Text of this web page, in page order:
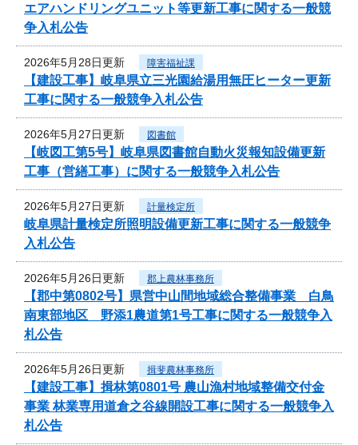
エアハンドリングユニット等更新工事に関する一般競
争入札公告
2026年5月28日更新 障害福祉課
【建設工事】岐阜県立三光園給湯用無圧ヒーター更新
工事に関する一般競争入札公告
2026年5月27日更新 図書館
【岐図工第5号】岐阜県図書館自動火災報知設備更新
工事（営繕工事）に関する一般競争入札公告
2026年5月27日更新 計量検定所
岐阜県計量検定所照明設備更新工事に関する一般競争
入札公告
2026年5月26日更新 郡上農林事務所
【郡中第0802号】県営中山間地域総合整備事業 白鳥
南東部地区 野添1農道第1号工事に関する一般競争入
札公告
2026年5月26日更新 揖斐農林事務所
【建設工事】揖林第0801号 農山漁村地域整備交付金
事業 林業専用道倉之谷線開設工事に関する一般競争入
札公告